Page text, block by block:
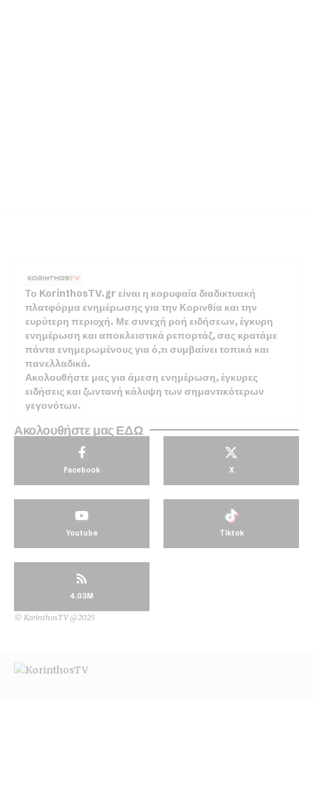
Το KorinthosTV.gr είναι η κορυφαία διαδικτυακή
πλατφόρμα ενημέρωσης για την Κορινθία και την
ευρύτερη περιοχή. Με συνεχή ροή ειδήσεων, έγκυρη
ενημέρωση και αποκλειστικά ρεπορτάζ, σας κρατάμε
πάντα ενημερωμένους για ό,τι συμβαίνει τοπικά και
πανελλαδικά.
Ακολουθήστε μας για άμεση ενημέρωση, έγκυρες
ειδήσεις και ζωντανή κάλυψη των σημαντικότερων
γεγονότων.
Ακολουθήστε μας ΕΔΩ
Facebook X
Youtube Tiktok
4.03M
© KorinthosTV @2025